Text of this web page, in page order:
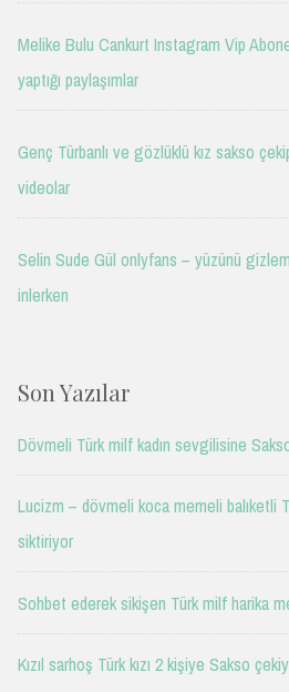
Melike Bulu Cankurt Instagram Vip
yaptığı paylaşımlar
Genç Türbanlı ve gözlüklü kız sakso
videolar
Selin Sude Gül onlyfans – yüzünü
inlerken
Son Yazılar
Dövmeli Türk milf kadın sevgilisine
Lucizm – dövmeli koca memeli balıketli
siktiriyor
Sohbet ederek sikişen Türk milf harika
Kızıl sarhoş Türk kızı 2 kişiye Sakso